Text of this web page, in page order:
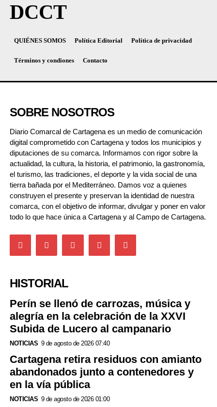
DCCT
QUIÉNES SOMOS Política Editorial Política de privacidad
Términos y condiones Contacto
SOBRE NOSOTROS
Diario Comarcal de Cartagena es un medio de comunicación
digital comprometido con Cartagena y todos los municipios y
diputaciones de su comarca. Informamos con rigor sobre la
actualidad, la cultura, la historia, el patrimonio, la gastronomía,
el turismo, las tradiciones, el deporte y la vida social de una
tierra bañada por el Mediterráneo. Damos voz a quienes
construyen el presente y preservan la identidad de nuestra
comarca, con el objetivo de informar, divulgar y poner en valor
todo lo que hace única a Cartagena y al Campo de Cartagena.
HISTORIAL
Perín se llenó de carrozas, música y
alegría en la celebración de la XXVI
Subida de Lucero al campanario
NOTICIAS 9 de agosto de 2026 07:40
Cartagena retira residuos con amianto
abandonados junto a contenedores y
en la vía pública
NOTICIAS 9 de agosto de 2026 01:00